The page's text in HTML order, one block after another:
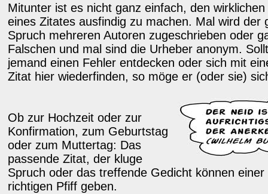
Mitunter ist es nicht ganz einfach, den
eines Zitates ausfindig zu machen. Mal wird der
Spruch mehreren Autoren zugeschrieben oder
Falschen und mal sind die Urheber anonym.
jemand einen Fehler entdecken oder sich mit
Zitat hier wiederfinden, so möge er (oder sie)
Ob zur Hochzeit oder zur
Konfirmation, zum Geburtstag
oder zum Muttertag: Das
passende Zitat, der kluge
Spruch oder das treffende Gedicht können einer
richtigen Pfiff geben.